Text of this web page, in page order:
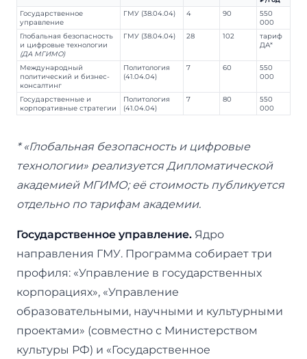
Государственное
управление
ГМУ (38.04.04) 4 90
550
000
Глобальная безопасность
и цифровые технологии
(ДА МГИМО)
ГМУ (38.04.04) 28 102
тариф
ДА*
Международный
политический и бизнес-
консалтинг
Политология
(41.04.04)
7 60
550
000
Государственные и
корпоративные стратегии
Политология
(41.04.04)
7 80
550
000
* «Глобальная безопасность и цифровые
технологии» реализуется Дипломатической
академией МГИМО; её стоимость публикуется
отдельно по тарифам академии.
Государственное управление. Ядро
направления ГМУ. Программа собирает три
профиля: «Управление в государственных
корпорациях», «Управление
образовательными, научными и культурными
проектами» (совместно с Министерством
культуры РФ) и «Государственное